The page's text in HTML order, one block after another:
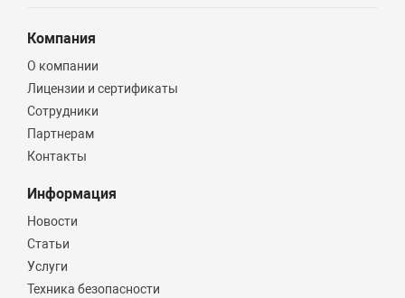
Компания
О компании
Лицензии и сертификаты
Сотрудники
Партнерам
Контакты
Информация
Новости
Статьи
Услуги
Техника безопасности